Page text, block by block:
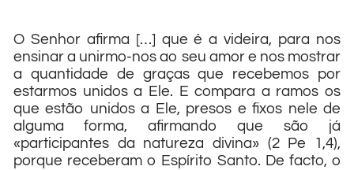
O Senhor afirma […] que é a videira, para nos
ensinar a unirmo-nos ao seu amor e nos mostrar
a quantidade de graças que recebemos por
estarmos unidos a Ele. E compara a ramos os
que estão unidos a Ele, presos e fixos nele de
alguma forma, afirmando que são já
«participantes da natureza divina» (2 Pe 1,4),
porque receberam o Espírito Santo. De facto, o